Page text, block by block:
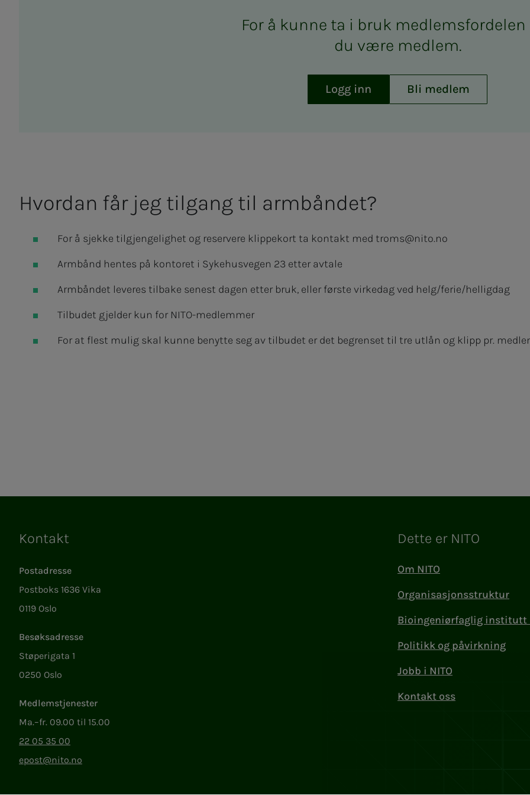
For å kun­­­ne ta i bruk
du være med­­­­­lem.
Logg inn Bli medlem
Hvor­­­­­dan får jeg til­­­­­gang til ar­m­­­bån­­­det?
For å sjekke tilgjengelighet og reservere klippekort ta kontakt med troms@nito.no
Armbånd hentes på kontoret i Sykehusvegen 23 etter avtale
Armbåndet leveres tilbake senest dagen etter bruk, eller første virkedag ved helg/ferie/helligdag
Tilbudet gjelder kun for NITO-medlemmer
For at flest mulig skal kunne benytte seg av tilbudet er det begrenset til tre utlån og klipp pr.
Kontakt
Postadresse
Postboks 1636 Vika
0119 Oslo
Besøksadresse
Støperigata 1
0250 Oslo
Medlemstjenester
Ma.–fr. 09.00 til 15.00
22 05 35 00
epost@nito.no
Dette er NITO
Om NITO
Organisasjonsstruktur
Bioingeniørfaglig institutt
Politikk og påvirkning
Jobb i NITO
Kontakt oss